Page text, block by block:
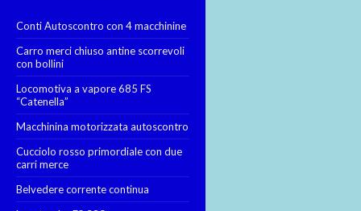
Conti Autoscontro con 4 macchinine
Carro merci chiuso antine scorrevoli
con bollini
Locomotiva a vapore 685 FS
“Catenella”
Macchinina motorizzata autoscontro
Cucciolo rosso primordiale con due
carri merce
Belvedere corrente continua